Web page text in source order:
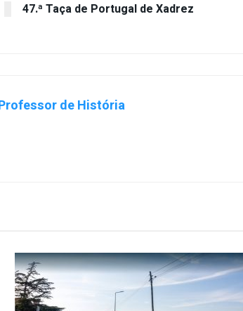
47.ª Taça de Portugal de Xadrez
de História